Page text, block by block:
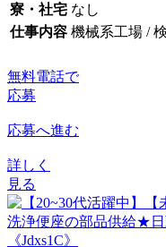
寮・社宅 なし
仕事内容 機械系工場 /
無料電話で
応募
応募へ進む
詳しく
見る